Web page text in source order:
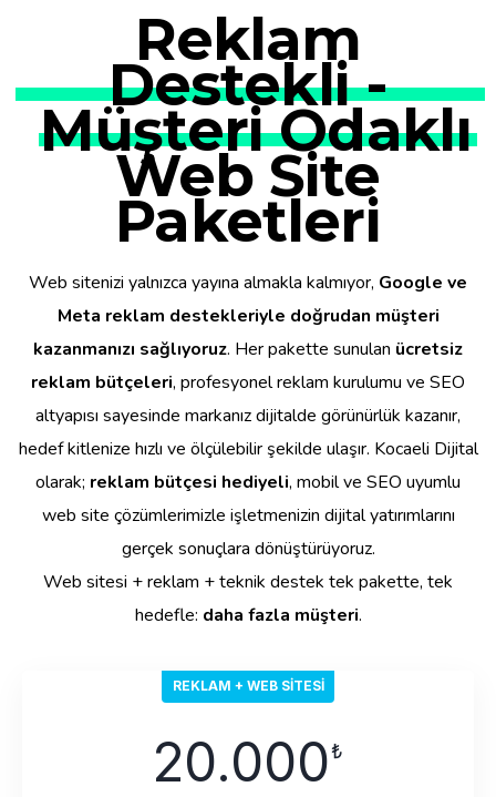
Reklam
Destekli -
Müşteri Odaklı
Web Site
Paketleri
Web sitenizi yalnızca yayına almakla kalmıyor, Google ve
Meta reklam destekleriyle doğrudan müşteri
kazanmanızı sağlıyoruz. Her pakette sunulan ücretsiz
reklam bütçeleri, profesyonel reklam kurulumu ve SEO
altyapısı sayesinde markanız dijitalde görünürlük kazanır,
hedef kitlenize hızlı ve ölçülebilir şekilde ulaşır. Kocaeli Dijital
olarak; reklam bütçesi hediyeli, mobil ve SEO uyumlu
web site çözümlerimizle işletmenizin dijital yatırımlarını
gerçek sonuçlara dönüştürüyoruz.
Web sitesi + reklam + teknik destek tek pakette, tek
hedefle: daha fazla müşteri.
REKLAM + WEB SITESI
20.000₺